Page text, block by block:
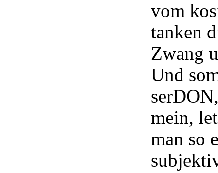
vom
tanken
Zwang
Und
mein,
man so